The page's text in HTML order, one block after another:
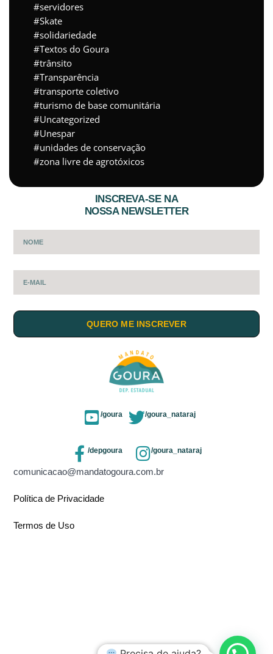
servidores
Skate
solidariedade
Textos do Goura
trânsito
Transparência
transporte coletivo
turismo de base comunitária
Uncategorized
Unespar
unidades de conservação
zona livre de agrotóxicos
INSCREVA-SE NA
NOSSA NEWSLETTER
QUERO ME INSCREVER
/goura /goura_nataraj
/depgoura /goura_nataraj
comunicacao@mandatogoura.com.br
Política de Privacidade
Termos de Uso